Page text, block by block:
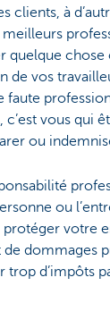
clients, à
quelque chose
de vos
faute
vous qui
ou
ou
votre
de dommages
d’impôts